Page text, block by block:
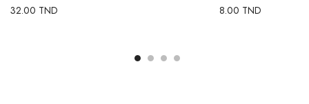
32.00 TND
8.00 TND